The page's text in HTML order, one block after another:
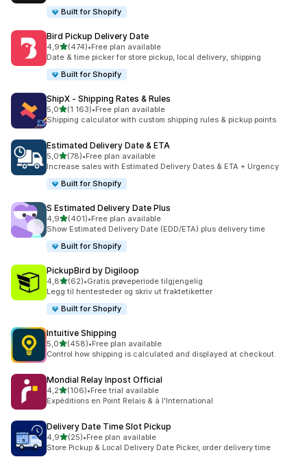
Built for Shopify
Bird Pickup Delivery Date
4,9av 5 stjerner
(474)
Totalt 474 omtaler
•Free plan available
Date & time picker for store pickup, local delivery, shipping
Built for Shopify
ShipX ‑ Shipping Rates & Rules
5,0av 5 stjerner
(1 163)
Totalt 1163 omtaler
•Free plan available
Shipping calculator with custom shipping rules & pickup points
Estimated Delivery Date & ETA
5,0av 5 stjerner
(78)
Totalt 78 omtaler
•Free plan available
Increase sales with Estimated Delivery Dates & ETA + Urgency
Built for Shopify
S Estimated Delivery Date Plus
4,9av 5 stjerner
(401)
Totalt 401 omtaler
•Free plan available
Show Estimated Delivery Date (EDD/ETA) plus delivery time
Built for Shopify
PickupBird by Digiloop
4,8av 5 stjerner
(62)
Totalt 62 omtaler
•Gratis prøveperiode tilgjengelig
Legg til hentesteder og skriv ut fraktetiketter
Built for Shopify
Intuitive Shipping
5,0av 5 stjerner
(458)
Totalt 458 omtaler
•Free plan available
Control how shipping is calculated and displayed at checkout.
Mondial Relay Inpost Official
4,2av 5 stjerner
(106)
Totalt 106 omtaler
•Free trial available
Expéditions en Point Relais & à l'International
Delivery Date Time Slot Pickup
4,9av 5 stjerner
(25)
Totalt 25 omtaler
•Free plan available
Store Pickup & Local Delivery Date Picker, order delivery time